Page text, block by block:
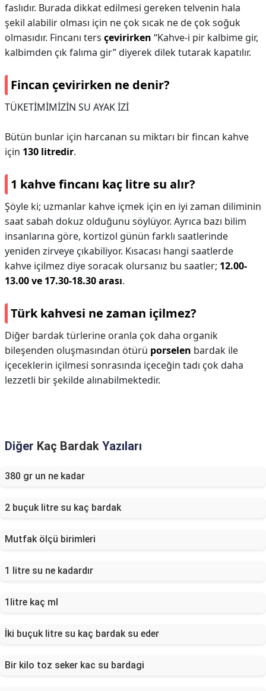
faslıdır. Burada dikkat edilmesi gereken telvenin hala
şekil alabilir olması için ne çok sıcak ne de çok soğuk
olmasıdır. Fincanı ters çevirirken “Kahve-i pir kalbime gir,
kalbimden çık falıma gir” diyerek dilek tutarak kapatılır.
Fincan çevirirken ne denir?
TÜKETİMİMİZİN SU AYAK İZİ
Bütün bunlar için harcanan su miktarı bir fincan kahve
için 130 litredir.
1 kahve fincanı kaç litre su alır?
Şöyle ki; uzmanlar kahve içmek için en iyi zaman diliminin
saat sabah dokuz olduğunu söylüyor. Ayrıca bazı bilim
insanlarına göre, kortizol günün farklı saatlerinde
yeniden zirveye çıkabiliyor. Kısacası hangi saatlerde
kahve içilmez diye soracak olursanız bu saatler; 12.00-
13.00 ve 17.30-18.30 arası.
Türk kahvesi ne zaman içilmez?
Diğer bardak türlerine oranla çok daha organik
bileşenden oluşmasından ötürü porselen bardak ile
içeceklerin içilmesi sonrasında içeceğin tadı çok daha
lezzetli bir şekilde alınabilmektedir.
Diğer Kaç Bardak Yazıları
380 gr un ne kadar
2 buçuk litre su kaç bardak
Mutfak ölçü birimleri
1 litre su ne kadardır
1litre kaç ml
İki buçuk litre su kaç bardak su eder
Bir kilo toz seker kac su bardagi